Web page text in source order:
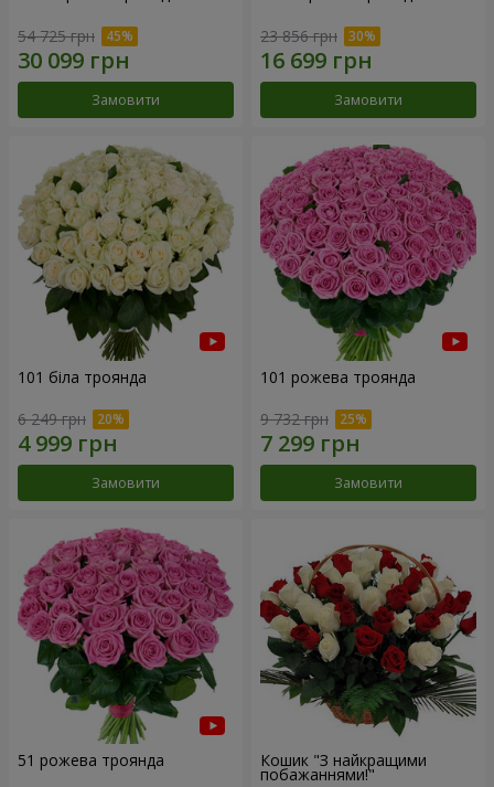
54 725 грн
Замовити
23 856 грн
Замовити
101 біла троянда
6 249 грн
Замовити
101 рожева троянда
9 732 грн
Замовити
51 рожева троянда Кошик "З найкращими
побажаннями!"